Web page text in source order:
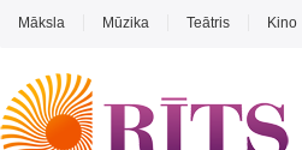
Māksla Mūzika Teātris Kino